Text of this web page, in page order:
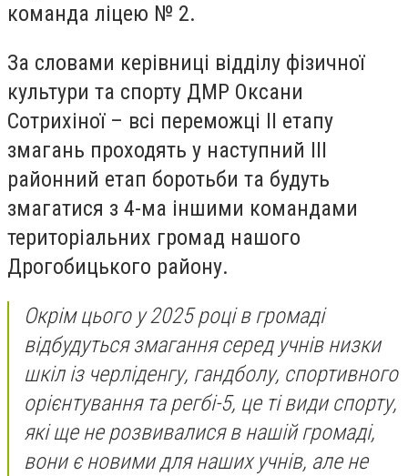
команда ліцею № 2.
За словами керівниці відділу фізичної
культури та спорту ДМР Оксани
Сотрихіної – всі переможці ІІ етапу
змагань проходять у наступний ІІІ
районний етап боротьби та будуть
змагатися з 4-ма іншими командами
територіальних громад нашого
Дрогобицького району.
Окрім цього у 2025 році в громаді
відбудуться змагання серед учнів низки
шкіл із черліденгу, гандболу, спортивного
орієнтування та регбі-5, це ті види спорту,
які ще не розвивалися в нашій громаді,
вони є новими для наших учнів, але не